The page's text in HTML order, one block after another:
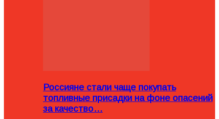
Россияне стали чаще покупать
топливные присадки на фоне опасений
за качество…